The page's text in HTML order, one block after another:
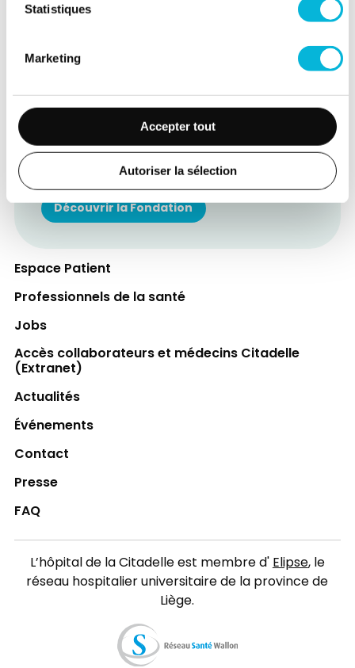
Statistiques
Marketing
Accepter tout
Autoriser la sélection
Soutenez notre Fondation
Votre don à la Fondation permet de
financer des projets qui améliorent
directement le bien-être des patients et
leurs proches.
Découvrir la Fondation
Espace Patient
Professionnels de la santé
Jobs
Accès collaborateurs et médecins Citadelle
(Extranet)
Actualités
Événements
Contact
Presse
FAQ
L’hôpital de la Citadelle est membre d'Elipse, le
réseau hospitalier universitaire de la province de
Liège.